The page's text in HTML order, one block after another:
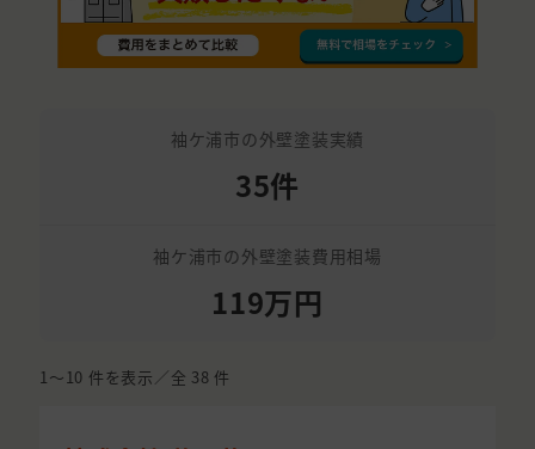
袖ケ浦市の外壁塗装実績
35件
袖ケ浦市の外壁塗装費用相場
119万円
1〜10 件を表示／全 38 件